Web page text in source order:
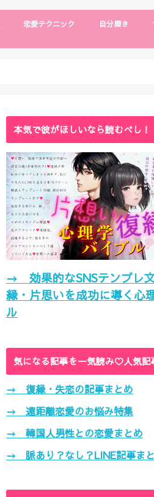
恋愛テクニック
モテしぐさ
恋愛テクニック
自分磨き
ファッション・
自分磨き
出会い
漫画・エンタメ
本気で彼がほしいなら読むべし！
→ 効果的なSNSテンプレ
縁・片思いを成功に導く心
ル
気になる記事を一気読み♡人気記
→ 復縁・失恋の記事まとめ
→ 遠距離恋愛のお悩み特集
→ 韓国人男性との恋愛まとめ
→ 脈あり？なし？LINE記事ま